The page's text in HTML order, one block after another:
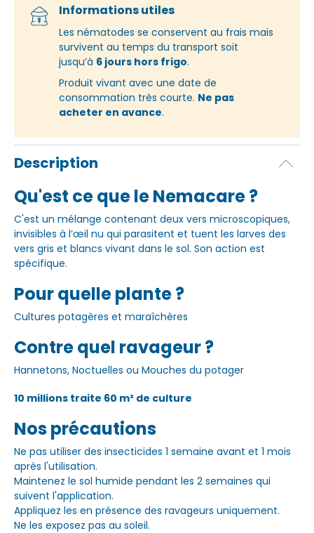
Informations utiles
Les nématodes se conservent au frais mais
survivent au temps du transport soit
jusqu’à 6 jours hors frigo.
Produit vivant avec une date de
consommation très courte. Ne pas
acheter en avance.
Description
Qu'est ce que le Nemacare ?
C'est un mélange contenant deux vers microscopiques,
invisibles à l’œil nu qui parasitent et tuent les larves des
vers gris et blancs vivant dans le sol. Son action est
spécifique.
Pour quelle plante ?
Cultures potagères et maraîchères
Contre quel ravageur ?
Hannetons, Noctuelles ou Mouches du potager
10 millions traite 60 m² de culture
Nos précautions
Ne pas utiliser des insecticides 1 semaine avant et 1 mois
après l'utilisation.
Maintenez le sol humide pendant les 2 semaines qui
suivent l'application.
Appliquez les en présence des ravageurs uniquement.
Ne les exposez pas au soleil.